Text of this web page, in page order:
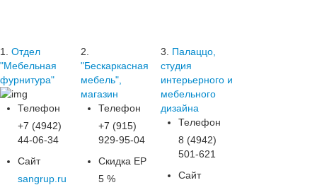
1.
Отдел
"Мебельная
фурнитура"
Телефон
+7 (4942)
44-06-34
Сайт
sangrup.ru
2.
"Бескаркасная
мебель",
магазин
Телефон
+7 (915)
929-95-04
Скидка ЕР
5 %
3.
Палаццо,
студия
интерьерного и
мебельного
дизайна
Телефон
8 (4942)
501-621
Сайт